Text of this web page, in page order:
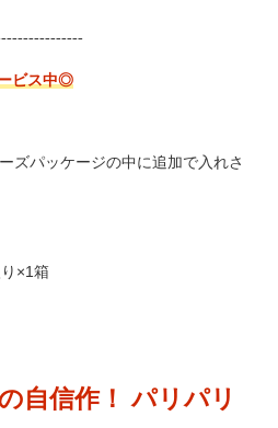
ビス中◎
ズパッケージの中に追加で入れさ
×1箱
自信作！ パリパリ